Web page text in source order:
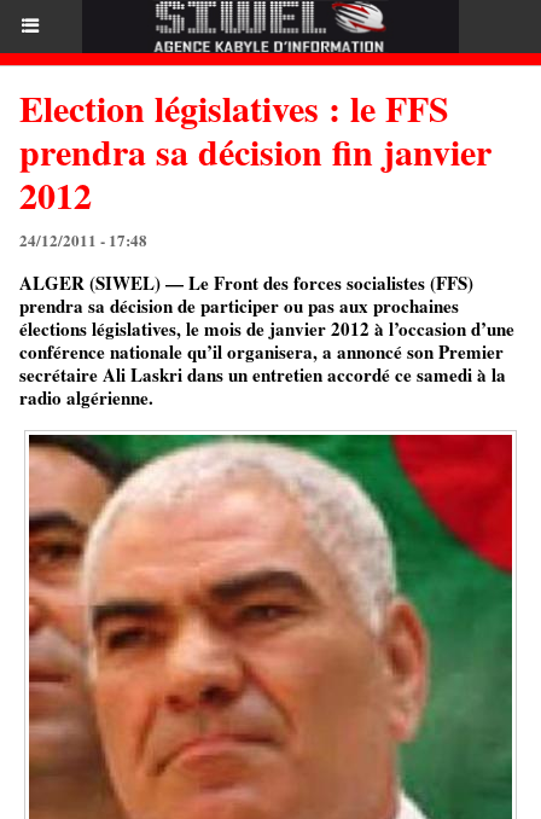
Election législatives : le FFS
prendra sa décision fin janvier
2012
24/12/2011 - 17:48
ALGER (SIWEL) — Le Front des forces socialistes (FFS)
prendra sa décision de participer ou pas aux prochaines
élections législatives, le mois de janvier 2012 à l’occasion d’une
conférence nationale qu’il organisera, a annoncé son Premier
secrétaire Ali Laskri dans un entretien accordé ce samedi à la
radio algérienne.